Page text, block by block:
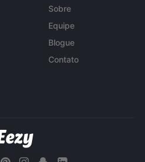
Sobre
Equipe
Blogue
Contato